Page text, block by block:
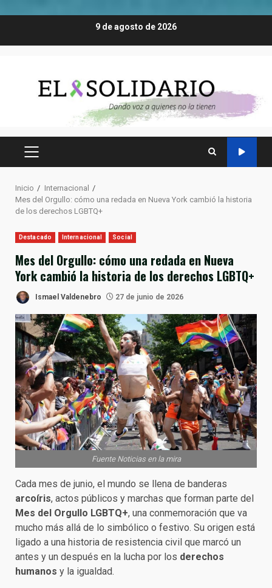
9 de agosto de 2026
MENÚ
Inicio
Internacional
Mes del Orgullo: cómo una redada en Nueva York cambió la historia
de los derechos LGBTQ+
Destacado Internacional Social
Mes del Orgullo: cómo una redada en Nueva
York cambió la historia de los derechos LGBTQ+
Ismael Valdenebro 27 de junio de 2026
Fuente Noticias en la mira
Cada mes de junio, el mundo se llena de banderas
arcoíris, actos públicos y marchas que forman parte del
Mes del Orgullo LGBTQ+, una conmemoración que va
mucho más allá de lo simbólico o festivo. Su origen está
ligado a una historia de resistencia civil que marcó un
antes y un después en la lucha por los derechos
humanos y la igualdad.